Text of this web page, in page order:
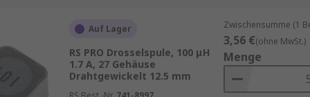
Auf Lager
RS PRO Drosselspule, 100 μH
1.7 A, 27 Gehäuse
Drahtgewickelt 12.5 mm
Zwischensumme (1
3,56 €(ohne MwSt.)
Menge